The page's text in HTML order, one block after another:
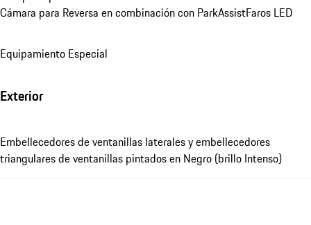
Cámara para Reversa en combinación con ParkAssistFaros LED
Equipamiento Especial
Exterior
Embellecedores de ventanillas laterales y embellecedores
triangulares de ventanillas pintados en Negro (brillo Intenso)